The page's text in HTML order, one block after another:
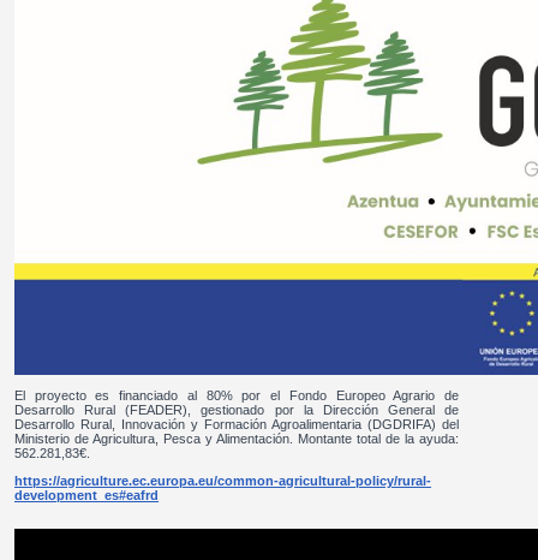
El proyecto es financiado al 80% por el Fondo Europeo Agrario de
Desarrollo Rural (FEADER), gestionado por la Dirección General de
Desarrollo Rural, Innovación y Formación Agroalimentaria (DGDRIFA) del
Ministerio de Agricultura, Pesca y Alimentación. Montante total de la ayuda:
562.281,83€.
https://agriculture.ec.europa.eu/common-agricultural-policy/rural-
development_es#eafrd